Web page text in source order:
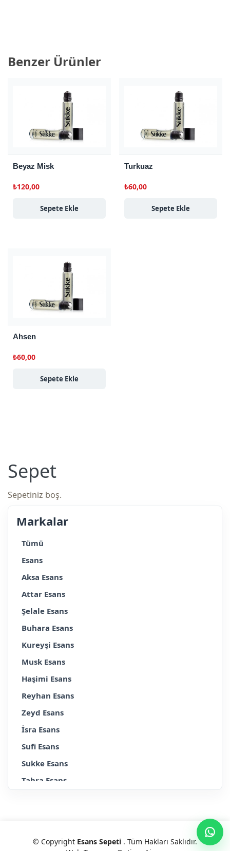
Benzer Ürünler
Beyaz Misk
₺120,00
Sepete Ekle
Turkuaz
₺60,00
Sepete Ekle
Ahsen
₺60,00
Sepete Ekle
Sepet
Sepetiniz boş.
Markalar
Tümü
Esans
Aksa Esans
Attar Esans
Şelale Esans
Buhara Esans
Kureyşi Esans
Musk Esans
Haşimi Esans
Reyhan Esans
Zeyd Esans
İsra Esans
Sufi Esans
Sukke Esans
Tahra Esans
Gül & Çiçek Serisi
© Copyright Esans Sepeti . Tüm Hakları Saklıdır.